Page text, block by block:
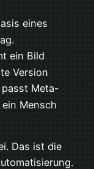
eines
ein Bild
Version
passt Meta-
Mensch
Das ist die